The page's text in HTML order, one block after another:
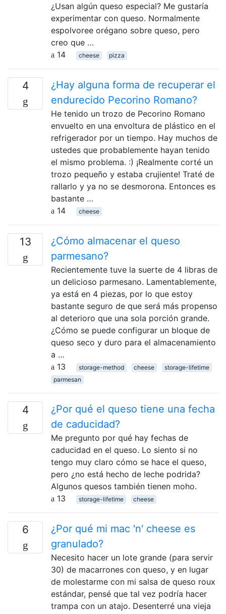
¿Usan algún queso especial? Me gustaría
experimentar con queso. Normalmente
espolvoree orégano sobre queso, pero
creo que …
14
cheese pizza
4
¿Hay alguna forma de recuperar el
endurecido Pecorino Romano?
He tenido un trozo de Pecorino Romano
envuelto en una envoltura de plástico en el
refrigerador por un tiempo. Hay muchos de
ustedes que probablemente hayan tenido
el mismo problema. :) ¡Realmente corté un
trozo pequeño y estaba crujiente! Traté de
rallarlo y ya no se desmorona. Entonces es
bastante …
14
cheese
13
¿Cómo almacenar el queso
parmesano?
Recientemente tuve la suerte de 4 libras de
un delicioso parmesano. Lamentablemente,
ya está en 4 piezas, por lo que estoy
bastante seguro de que será más propenso
al deterioro que una sola porción grande.
¿Cómo se puede configurar un bloque de
queso seco y duro para el almacenamiento
a …
13
storage-method cheese
storage-lifetime
parmesan
4
¿Por qué el queso tiene una fecha
de caducidad?
Me pregunto por qué hay fechas de
caducidad en el queso. Lo siento si no
tengo muy claro cómo se hace el queso,
pero ¿no está hecho de leche podrida?
Algunos quesos también tienen moho.
13
storage-lifetime cheese
6
¿Por qué mi mac 'n' cheese es
granulado?
Necesito hacer un lote grande (para servir
30) de macarrones con queso, y en lugar
de molestarme con mi salsa de queso roux
estándar, pensé que tal vez podría hacer
trampa con un atajo. Desenterré una vieja